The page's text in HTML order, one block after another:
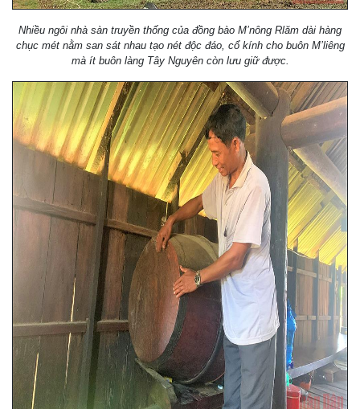
Nhiều ngôi nhà sàn truyền thống của đồng bào M’nông Rlăm dài hàng
chục mét nằm san sát nhau tạo nét độc đáo, cổ kính cho buôn M’liêng
mà ít buôn làng Tây Nguyên còn lưu giữ được.